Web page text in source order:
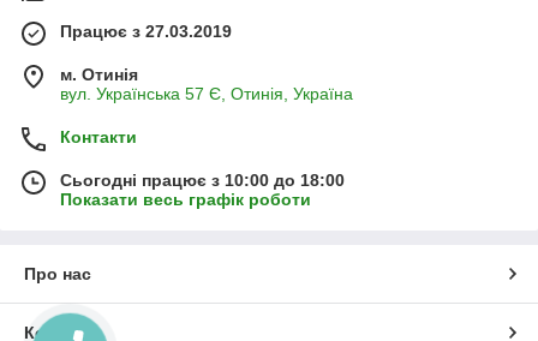
Працює з 27.03.2019
м. Отинія
вул. Українська 57 Є, Отинія, Україна
Контакти
Сьогодні працює з 10:00 до 18:00
Показати весь графік роботи
Про нас
Контакти